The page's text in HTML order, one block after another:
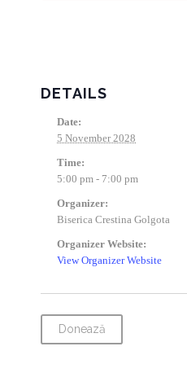
DETAILS
Date:
5 November 2028
Time:
5:00 pm - 7:00 pm
Organizer:
Biserica Crestina Golgota
Organizer Website:
View Organizer Website
Donează